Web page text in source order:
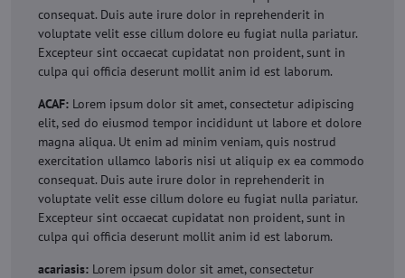
consequat. Duis aute irure dolor in reprehenderit in
voluptate velit esse cillum dolore eu fugiat nulla pariatur.
Excepteur sint occaecat cupidatat non proident, sunt in
culpa qui officia deserunt mollit anim id est laborum.
ACAF: Lorem ipsum dolor sit amet, consectetur adipiscing
elit, sed do eiusmod tempor incididunt ut labore et dolore
magna aliqua. Ut enim ad minim veniam, quis nostrud
exercitation ullamco laboris nisi ut aliquip ex ea commodo
consequat. Duis aute irure dolor in reprehenderit in
voluptate velit esse cillum dolore eu fugiat nulla pariatur.
Excepteur sint occaecat cupidatat non proident, sunt in
culpa qui officia deserunt mollit anim id est laborum.
acariasis: Lorem ipsum dolor sit amet, consectetur